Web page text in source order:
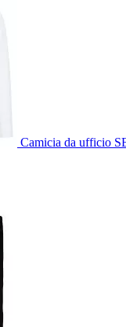
Camicia da ufficio